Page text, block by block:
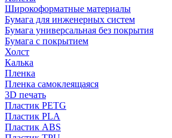
Широкоформатные материалы
Бумага для инженерных систем
Бумага универсальная без покрытия
Бумага с покрытием
Холст
Калька
Пленка
Пленка самоклеящаяся
3D печать
Пластик PETG
Пластик PLA
Пластик ABS